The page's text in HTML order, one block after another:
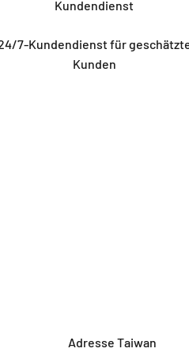
Kundendienst
7-Kundendienst für
Kunden
Adresse Taiwan